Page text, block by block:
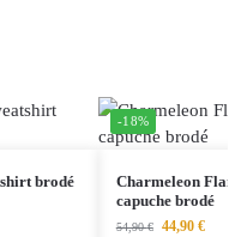
brodé
-18%
Charmeleon
capuche brodé
54,90€ 44,90 €